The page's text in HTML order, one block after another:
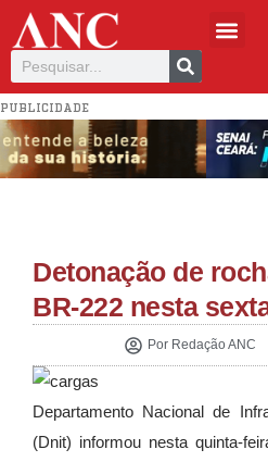
PUBLICIDADE
Detonação de
BR-222 nesta
PorRedação ANC
Departamento Nacional de
(Dnit) informou nesta quinta-